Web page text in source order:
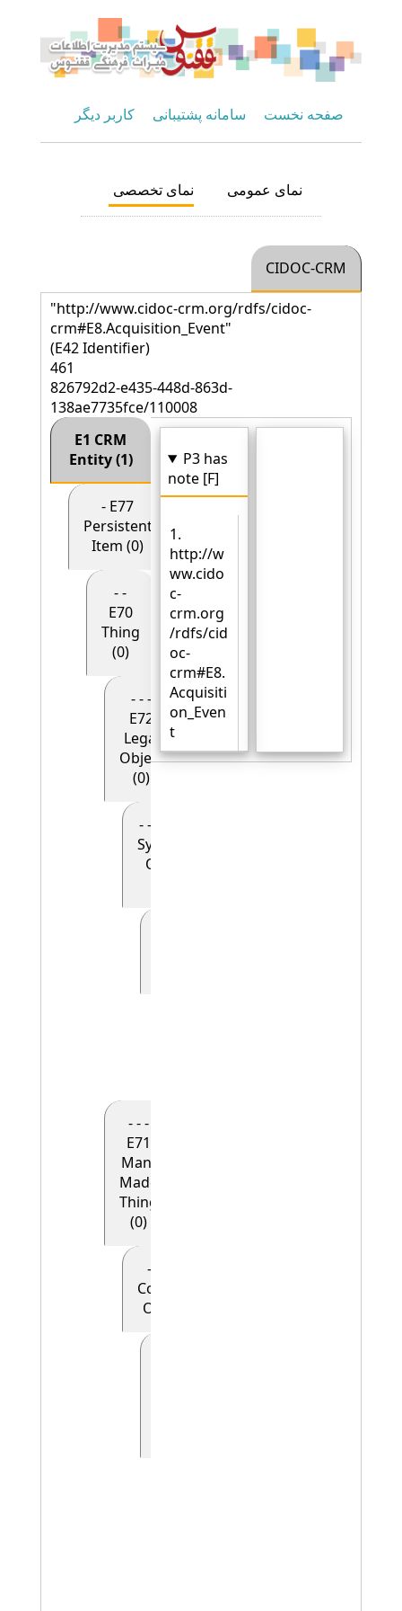
صفحه نخست سامانه پشتیبانی کاربر دیگر
نمای عمومی نمای تخصصی
CIDOC-CRM
"http://www.cidoc-crm.org/rdfs/cidoc-
crm#E8.Acquisition_Event"
(E42 Identifier)
461
826792d2-e435-448d-863d-
138ae7735fce/110008
E1 CRM
Entity (1)
- E77
Persistent
Item (0)
- -
E70
Thing
(0)
- - -
E72
Legal
Object
(0)
- - - - E90
Symbolic
Object
- - -
E71
Man-
Made
Thing
(0)
- - - - E28
Conceptual
Object (0)
P3 has
note [F]
1.
http://w
ww.cido
c-
crm.org
/rdfs/cid
oc-
crm#E8.
Acquisiti
on_Even
t